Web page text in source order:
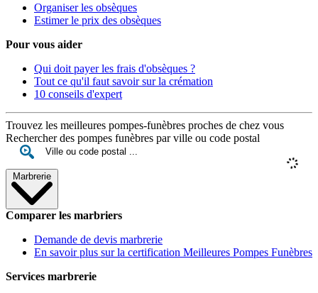
Organiser les obsèques
Estimer le prix des obsèques
Pour vous aider
Qui doit payer les frais d'obsèques ?
Tout ce qu'il faut savoir sur la crémation
10 conseils d'expert
Trouvez les meilleures pompes-funèbres proches de chez vous
Rechercher des pompes funèbres par ville ou code postal
Marbrerie
Comparer les marbriers
Demande de devis marbrerie
En savoir plus sur la certification Meilleures Pompes Funèbres
Services marbrerie